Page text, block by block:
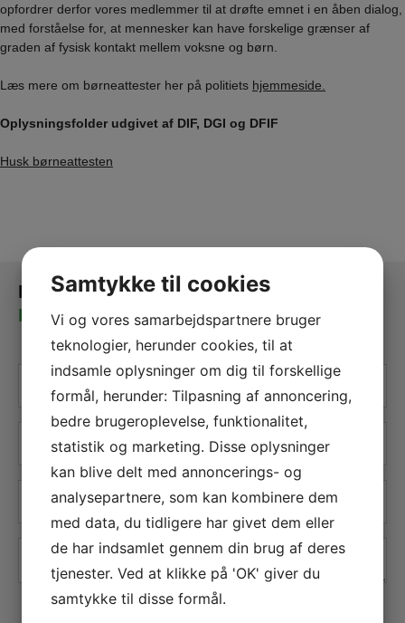
opfordrer derfor vores medlemmer til at drøfte emnet i en åben dialog,
med forståelse for, at mennesker kan have forskelige grænser af
graden af fysisk kontakt mellem voksne og børn.
Læs mere om børneattester her på politiets hjemmeside.
Oplysningsfolder udgivet af DIF, DGI og DFIF
Husk børneattesten
Kontakt
Frivillig
Navn*
Besked *
Samtykke til cookies
Vi og vores samarbejdspartnere bruger
teknologier, herunder cookies, til at
indsamle oplysninger om dig til forskellige
formål, herunder: Tilpasning af annoncering,
bedre brugeroplevelse, funktionalitet,
statistik og marketing. Disse oplysninger
kan blive delt med annoncerings- og
analysepartnere, som kan kombinere dem
med data, du tidligere har givet dem eller
de har indsamlet gennem din brug af deres
tjenester. Ved at klikke på 'OK' giver du
samtykke til disse formål.